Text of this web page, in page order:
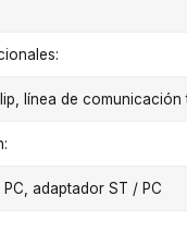
línea de comunicación
adaptador ST / PC